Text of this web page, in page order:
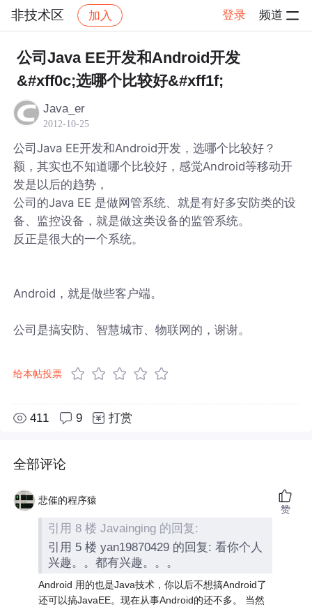
非技术区 加入 登录 频道
社区 非技术区 帖子详情
公司Java EE开发和Android开发
&#xff0c;选哪个比较好&#xff1f;
Java_er
2012-10-25
公司Java EE开发和Android开发，选哪个比较好？
额，其实也不知道哪个比较好，感觉Android等移动开
发是以后的趋势，
公司的Java EE 是做网管系统、就是有好多安防类的设
备、监控设备，就是做这类设备的监管系统。
反正是很大的一个系统。
Android，就是做些客户端。
公司是搞安防、智慧城市、物联网的，谢谢。
给本帖投票
411 9 打赏
全部评论
悲催的程序猿
引用 8 楼 Javainging 的回复:
引用 5 楼 yan19870429 的回复: 看你个人
兴趣。。都有兴趣。。。
Android 用的也是Java技术，你以后不想搞Android了
还可以搞JavaEE。现在从事Android的还不多。 当然
赞